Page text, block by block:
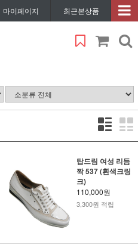
마이페이지 최근본상품
탑드림 여성 리듬
짝 537 (흰색크링
크)
110,000원
3,300원 적립